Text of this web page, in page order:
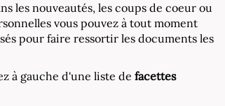
les nouveautés, les coups de coeur ou
vous pouvez à tout moment
pour faire ressortir les documents les
à gauche d'une liste de facettes